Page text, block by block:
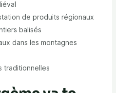
de produits régionaux
balisés
dans les montagnes
traditionnelles